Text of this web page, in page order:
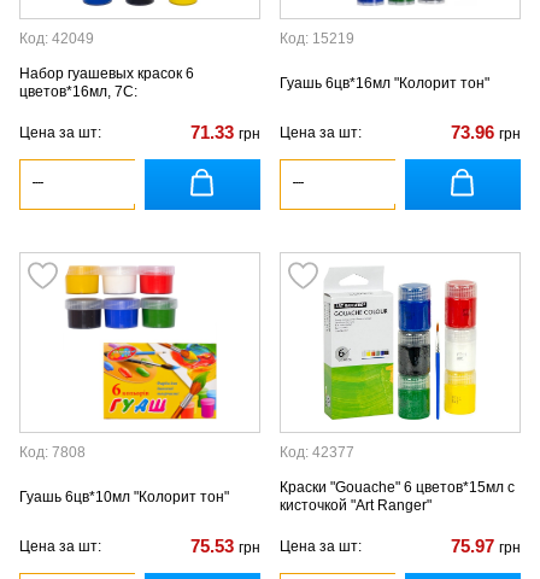
Код: 42049
Набор гуашевых красок 6
цветов*16мл, 7С:
Цена за шт: 71.33 грн
Код: 15219
Гуашь 6цв*16мл "Колорит тон"
Цена за шт: 73.96 грн
Код: 7808
Гуашь 6цв*10мл "Колорит тон"
Цена за шт: 75.53 грн
Код: 42377
Краски "Gouache" 6 цветов*15мл с
кисточкой "Art Ranger"
Цена за шт: 75.97 грн